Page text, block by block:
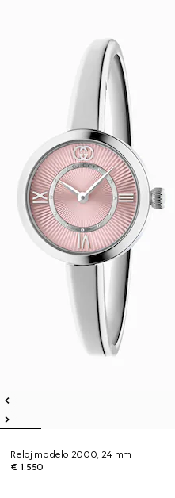
Reloj modelo 2000, 24 mm
€ 1.550